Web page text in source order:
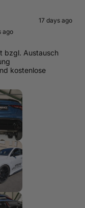
17 days ago
ago
bzgl. Austausch
kostenlose